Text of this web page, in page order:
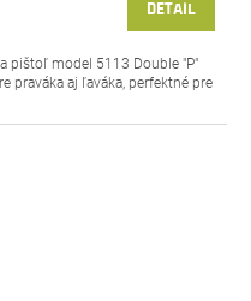
DETAIL
pištoľ model 5113 Double "P"
praváka aj ľaváka, perfektné pre